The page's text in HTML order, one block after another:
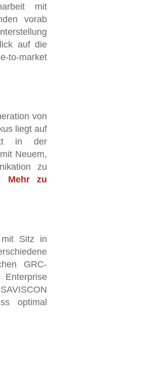
mit
vorab
auf die
to-market
von
liegt auf
in der
Neuem,
zu
Mehr zu
mit Sitz in
GRC-
optimal